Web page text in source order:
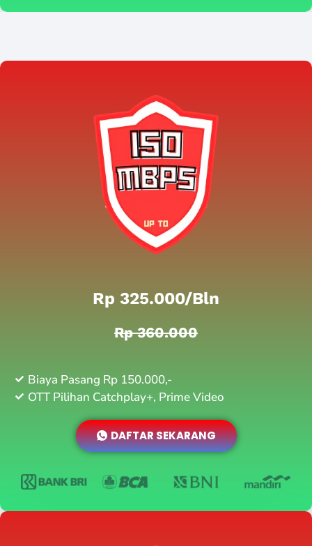
Rp 325.000/bln
Rp 360.000
Biaya Pasang Rp 150.000,-
OTT Pilihan Catchplay+, Prime Video
DAFTAR SEKARANG